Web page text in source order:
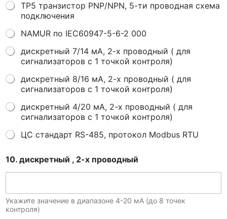
ТР5 транзистор PNP/NPN, 5-ти проводная схема
подключения
NAMUR по IEC60947-5-6-2 000
дискретный 7/14 мА, 2-х проводный ( для
сигнализаторов с 1 точкой контроля)
дискретный 8/16 мА, 2-х проводный ( для
сигнализаторов с 1 точкой контроля)
дискретный 4/20 мА, 2-х проводный ( для
сигнализаторов с 1 точкой контроля)
ЦС стандарт RS-485, протокол Modbus RTU
10. дискретный , 2-х проводный
Укажите значение в диапазоне 4-20 мА (до 8 точек
контроля)